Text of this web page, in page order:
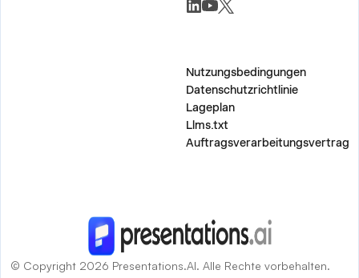
Nutzungsbedingungen
Datenschutzrichtlinie
Lageplan
Llms.txt
Auftragsverarbeitungsvertrag
© Copyright 2026 Presentations.AI. Alle Rechte vorbehalten.